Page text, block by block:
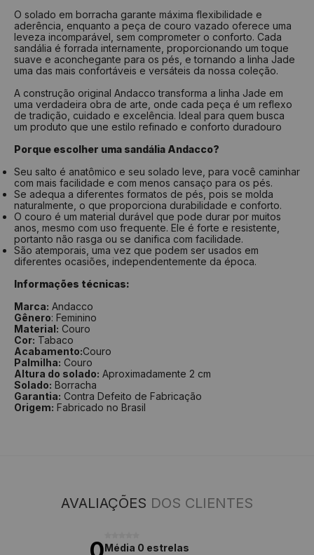
O solado em borracha garante máxima flexibilidade e
aderência, enquanto a peça de couro vazado oferece uma
leveza incomparável, sem comprometer o conforto. Cada
sandália é forrada internamente, proporcionando um toque
suave e aconchegante para os pés, e tornando a linha Jade
uma das mais confortáveis e versáteis da nossa coleção.
A construção original Andacco transforma a linha Jade em
uma verdadeira obra de arte, onde cada peça é um reflexo
de tradição, cuidado e excelência. Ideal para quem busca
um produto que une estilo refinado e conforto duradouro
Porque escolher uma sandália Andacco?
Seu salto é anatômico e seu solado leve, para você caminhar
com mais facilidade e com menos cansaço para os pés.
Se adequa a diferentes formatos de pés, pois se molda
naturalmente, o que proporciona durabilidade e conforto.
O couro é um material durável que pode durar por muitos
anos, mesmo com uso frequente. Ele é forte e resistente,
portanto não rasga ou se danifica com facilidade.
São atemporais, uma vez que podem ser usados em
diferentes ocasiões, independentemente da época.
Informações técnicas:
Marca: Andacco
Gênero: Feminino
Material: Couro
Cor: Tabaco
Acabamento:Couro
Palmilha: Couro
Altura do solado: Aproximadamente 2 cm
Solado: Borracha
Garantia: Contra Defeito de Fabricação
Origem: Fabricado no Brasil
AVALIAÇÕES DOS CLIENTES
Média 0 estrelas